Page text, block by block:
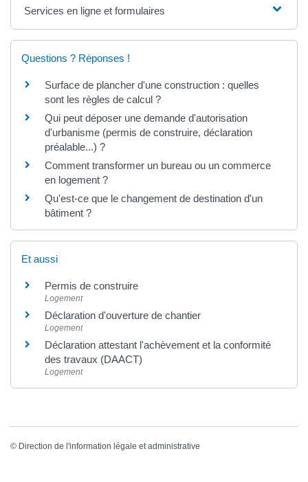
Services en ligne et formulaires
Questions ? Réponses !
Surface de plancher d'une construction : quelles
sont les règles de calcul ?
Qui peut déposer une demande d'autorisation
d'urbanisme (permis de construire, déclaration
préalable...) ?
Comment transformer un bureau ou un commerce
en logement ?
Qu'est-ce que le changement de destination d'un
bâtiment ?
Et aussi
Permis de construire
Logement
Déclaration d'ouverture de chantier
Logement
Déclaration attestant l'achèvement et la conformité
des travaux (DAACT)
Logement
© Direction de l'information légale et administrative